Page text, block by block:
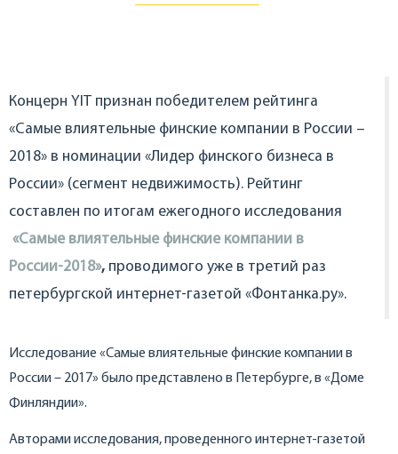
Концерн YIT признан победителем рейтинга
«Самые влиятельные финские компании в России –
2018» в номинации «Лидер финского бизнеса в
России» (сегмент недвижимость). Рейтинг
составлен по итогам ежегодного исследования
«Самые влиятельные финские компании в
России-2018», проводимого уже в третий раз
петербургской интернет-газетой «Фонтанка.ру».
Исследование «Самые влиятельные финские компании в
России – 2017» было представлено в Петербурге, в «Доме
Финляндии».
Авторами исследования, проведенного интернет-газетой